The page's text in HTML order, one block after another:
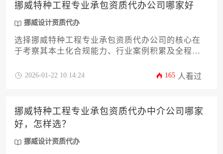
挪威特种工程专业承包资质代办公司哪家好
挪威设计资质代办
选择挪威特种工程专业承包资质代办公司的核心在
于考察其本土化合规能力、行业案例积累及全程风
资质与跨文化项目管理经验。
2026-01-22 10:14:24 165 人看过
挪威特种工程专业承包资质代办中介公司哪家
好，怎样选？
挪威设计资质代办